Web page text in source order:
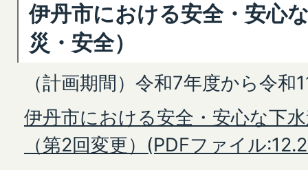
伊丹市における安全・安心
災・安全）
（計画期間）令和7年度から令和
伊丹市における安全・安心な下
（第2回変更）(PDFファイル